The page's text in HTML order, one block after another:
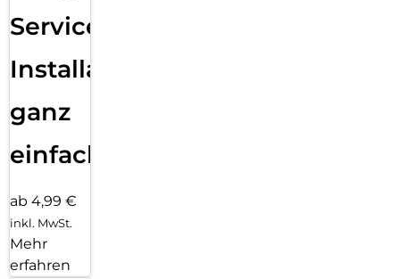
Services
Installation
ganz
einfach
ab 4,99 €
inkl. MwSt.
Mehr
erfahren